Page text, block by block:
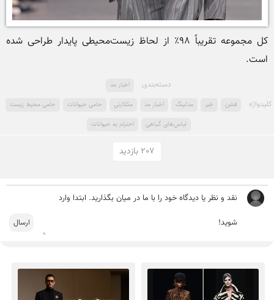
است.
دسته‌بندی اخبار مد
کلید‌واژه فشن خبر مدلینگ اخبار مد مککارتی حامی حیوانات حامی محیط زیست
لباس‌های گیاهی احترام به حیوانات
207 بازدید